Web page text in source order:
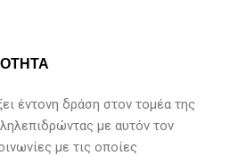
έντονη δράση στον τομέα της
με αυτόν τον
με τις οποίες